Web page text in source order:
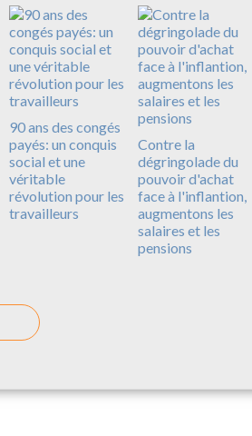
90 ans des congés
payés: un conquis
social et une
véritable
révolution pour les
travailleurs
Contre la
dégringolade du
pouvoir d'achat
face à l'inflantion,
augmentons les
salaires et les
pensions